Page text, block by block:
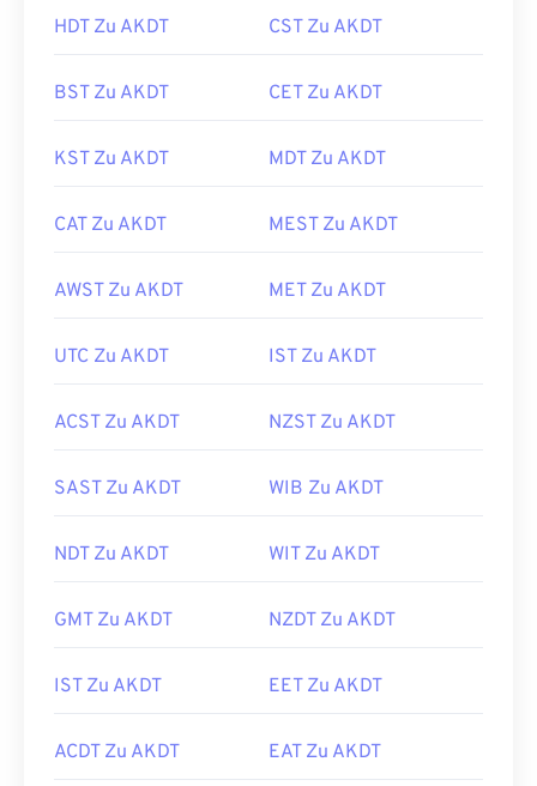
HDT Zu AKDT CST Zu AKDT
BST Zu AKDT CET Zu AKDT
KST Zu AKDT MDT Zu AKDT
CAT Zu AKDT MEST Zu AKDT
AWST Zu AKDT MET Zu AKDT
UTC Zu AKDT IST Zu AKDT
ACST Zu AKDT NZST Zu AKDT
SAST Zu AKDT WIB Zu AKDT
NDT Zu AKDT WIT Zu AKDT
GMT Zu AKDT NZDT Zu AKDT
IST Zu AKDT EET Zu AKDT
ACDT Zu AKDT EAT Zu AKDT